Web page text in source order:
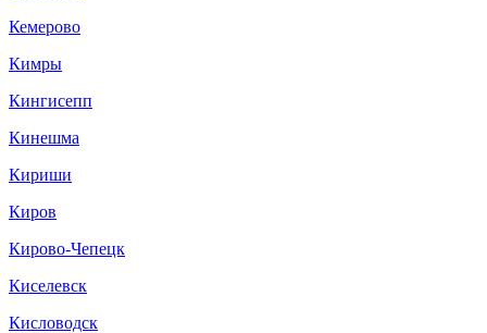
Кемерово
Кимры
Кингисепп
Кинешма
Кириши
Киров
Кирово-Чепецк
Киселевск
Кисловодск